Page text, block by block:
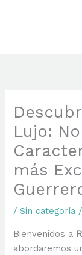
Lujo:
más
/Sin categoría
Bienvenidos a
abordaremos